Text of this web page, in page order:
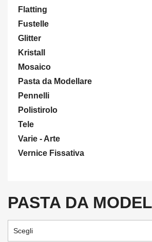
Flatting
Fustelle
Glitter
Kristall
Mosaico
Pasta da Modellare
Pennelli
Polistirolo
Tele
Varie - Arte
Vernice Fissativa
PASTA DA
Scegli